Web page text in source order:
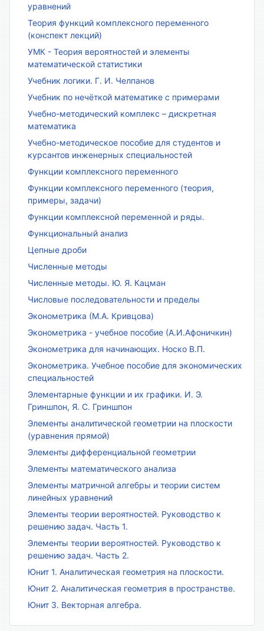
уравнений
Теория функций комплексного переменного
(конспект лекций)
УМК - Теория вероятностей и элементы
математической статистики
Учебник логики. Г. И. Челпанов
Учебник по нечёткой математике с примерами
Учебно-методический комплекс – дискретная
математика
Учебно-методическое пособие для студентов и
курсантов инженерных специальностей
Функции комплексного переменного
Функции комплексного переменного (теория,
примеры, задачи)
Функции комплексной переменной и ряды.
Функциональный анализ
Цепные дроби
Численные методы
Численные методы. Ю. Я. Кацман
Числовые последовательности и пределы
Эконометрика (М.А. Кривцова)
Эконометрика - учебное пособие (А.И.Афоничкин)
Эконометрика для начинающих. Носко В.П.
Эконометрика. Учебное пособие для экономических
специальностей
Элементарные функции и их графики. И. Э.
Гриншпон, Я. С. Гриншпон
Элементы аналитической геометрии на плоскости
(уравнения прямой)
Элементы дифференциальной геометрии
Элементы математического анализа
Элементы матричной алгебры и теории систем
линейных уравнений
Элементы теории вероятностей. Руководство к
решению задач. Часть 1.
Элементы теории вероятностей. Руководство к
решению задач. Часть 2.
Юнит 1. Аналитическая геометрия на плоскости.
Юнит 2. Аналитическая геометрия в пространстве.
Юнит 3. Векторная алгебра.